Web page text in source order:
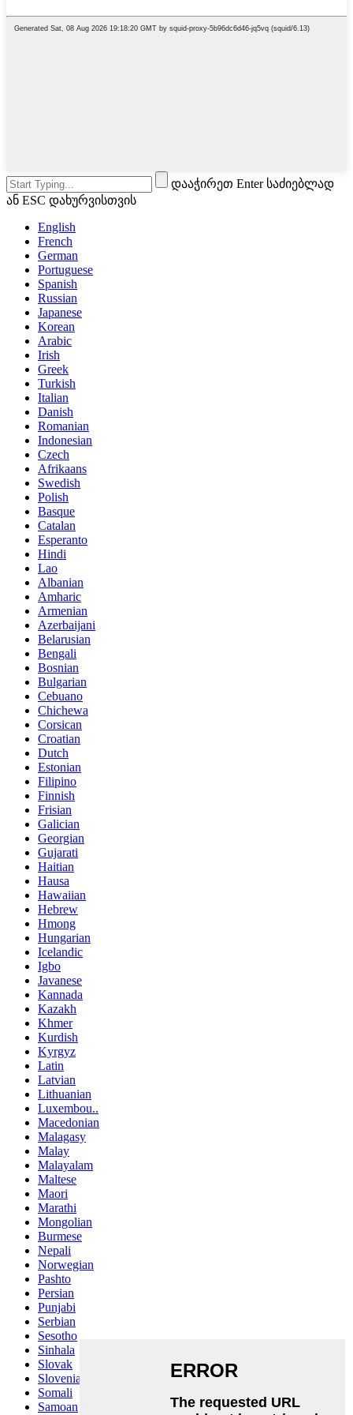
დააჭირეთ Enter საძიებლად
ან ESC დახურვისთვის
English
French
German
Portuguese
Spanish
Russian
Japanese
Korean
Arabic
Irish
Greek
Turkish
Italian
Danish
Romanian
Indonesian
Czech
Afrikaans
Swedish
Polish
Basque
Catalan
Esperanto
Hindi
Lao
Albanian
Amharic
Armenian
Azerbaijani
Belarusian
Bengali
Bosnian
Bulgarian
Cebuano
Chichewa
Corsican
Croatian
Dutch
Estonian
Filipino
Finnish
Frisian
Galician
Georgian
Gujarati
Haitian
Hausa
Hawaiian
Hebrew
Hmong
Hungarian
Icelandic
Igbo
Javanese
Kannada
Kazakh
Khmer
Kurdish
Kyrgyz
Latin
Latvian
Lithuanian
Luxembou..
Macedonian
Malagasy
Malay
Malayalam
Maltese
Maori
Marathi
Mongolian
Burmese
Nepali
Norwegian
Pashto
Persian
Punjabi
Serbian
Sesotho
Sinhala
Slovak
Slovenian
Somali
Samoan